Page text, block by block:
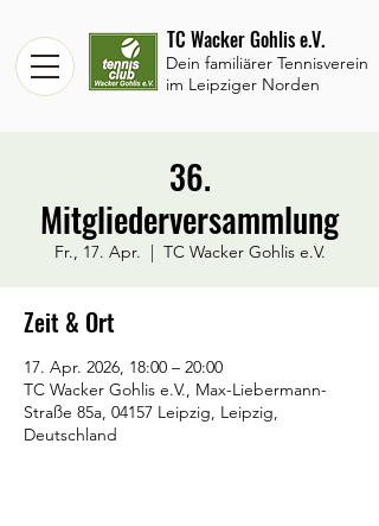
TC Wacker Gohlis e.V.
Dein familiärer Tennisverein
im Leipziger Norden
36.
Mitgliederversammlung
Fr., 17. Apr.
  |
TC Wacker Gohlis e.V.
Zeit & Ort
17. Apr. 2026, 18:00 – 20:00
TC Wacker Gohlis e.V., Max-Liebermann-
Straße 85a, 04157 Leipzig, Leipzig,
Deutschland